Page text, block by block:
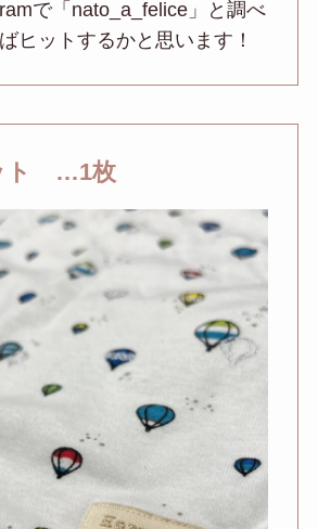
で「nato_a_felice」と調べ
ヒットするかと思います！
ト …1枚